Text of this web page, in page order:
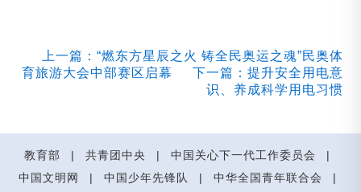
上一篇：“燃东方星辰之火 铸全民奥运之魂”民奥体
育旅游大会中部赛区启幕
下一篇：提升安全用电意
识、养成科学用电习惯
教育部 | 共青团中央 | 中国关心下一代工作委员会
|
中国文明网
| 中国少年先锋队 | 中华全国青年联合会 |